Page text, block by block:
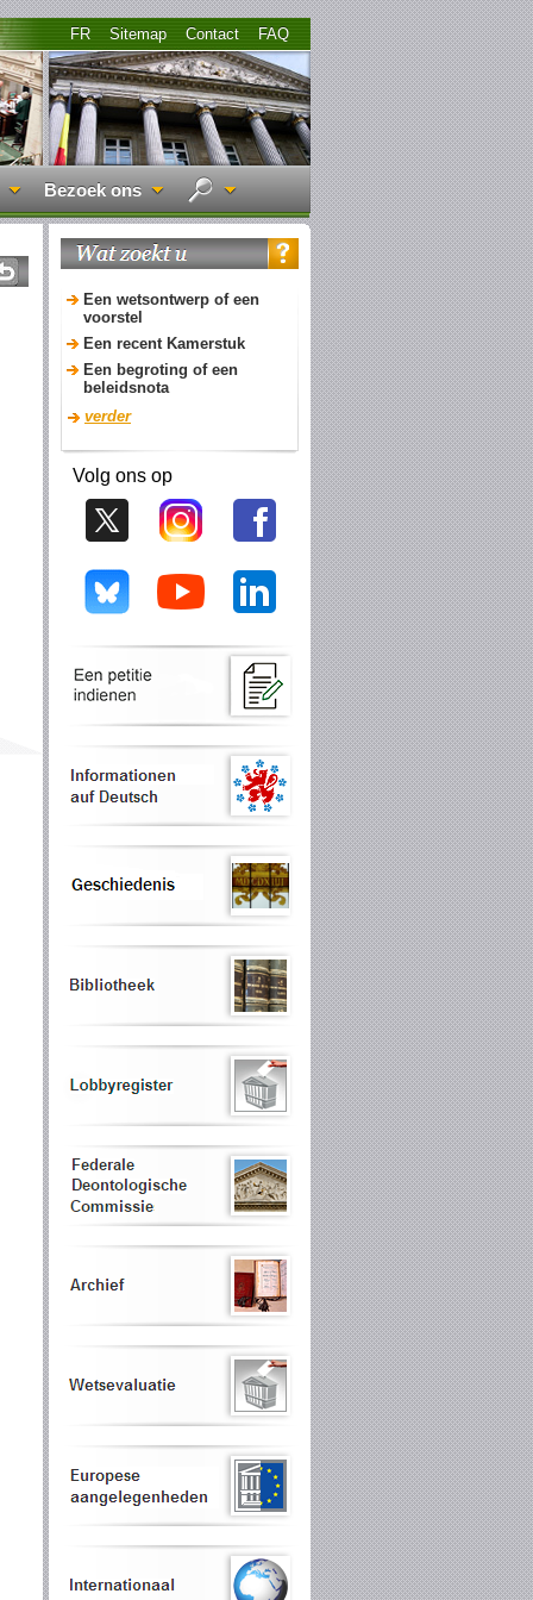
FAQ
Contact
Sitemap
FR
Bezoek ons
Een wetsontwerp of een
voorstel
Een recent Kamerstuk
Een begroting of een
beleidsnota
verder
Volg ons op